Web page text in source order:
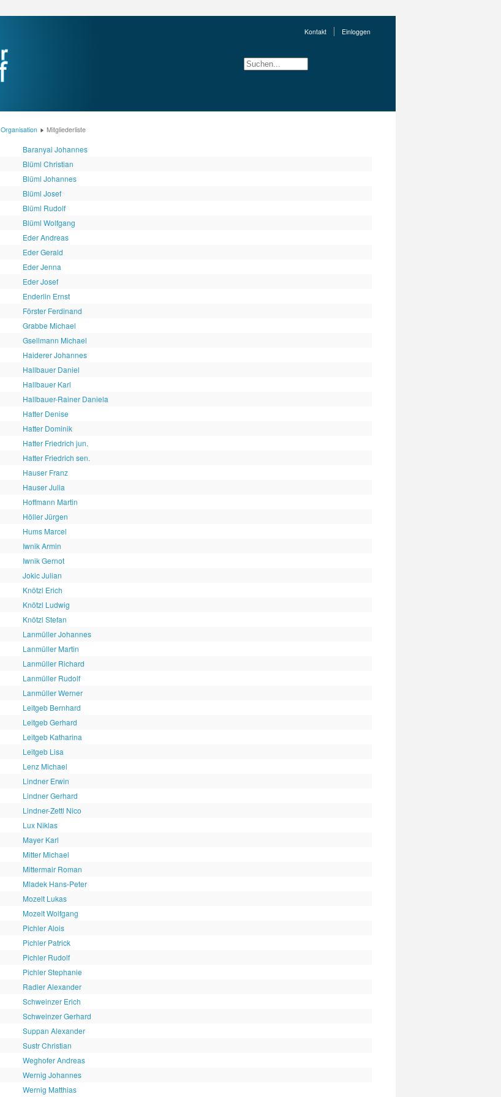
Kontakt Einloggen
Organisation Mitgliederliste
Baranyai Johannes
Blüml Christian
Blüml Johannes
Blüml Josef
Blüml Rudolf
Blüml Wolfgang
Eder Andreas
Eder Gerald
Eder Jenna
Eder Josef
Enderlin Ernst
Förster Ferdinand
Grabbe Michael
Gsellmann Michael
Haiderer Johannes
Hallbauer Daniel
Hallbauer Karl
Hallbauer-Rainer Daniela
Hatter Denise
Hatter Dominik
Hatter Friedrich jun.
Hatter Friedrich sen.
Hauser Franz
Hauser Julia
Hoffmann Martin
Höller Jürgen
Hums Marcel
Iwnik Armin
Iwnik Gernot
Jokic Julian
Knötzl Erich
Knötzl Ludwig
Knötzl Stefan
Lanmüller Johannes
Lanmüller Martin
Lanmüller Richard
Lanmüller Rudolf
Lanmüller Werner
Leitgeb Bernhard
Leitgeb Gerhard
Leitgeb Katharina
Leitgeb Lisa
Lenz Michael
Lindner Erwin
Lindner Gerhard
Lindner-Zettl Nico
Lux Niklas
Mayer Karl
Mitter Michael
Mittermair Roman
Mladek Hans-Peter
Mozelt Lukas
Mozelt Wolfgang
Pichler Alois
Pichler Patrick
Pichler Rudolf
Pichler Stephanie
Radler Alexander
Schweinzer Erich
Schweinzer Gerhard
Suppan Alexander
Sustr Christian
Weghofer Andreas
Wernig Johannes
Wernig Matthias